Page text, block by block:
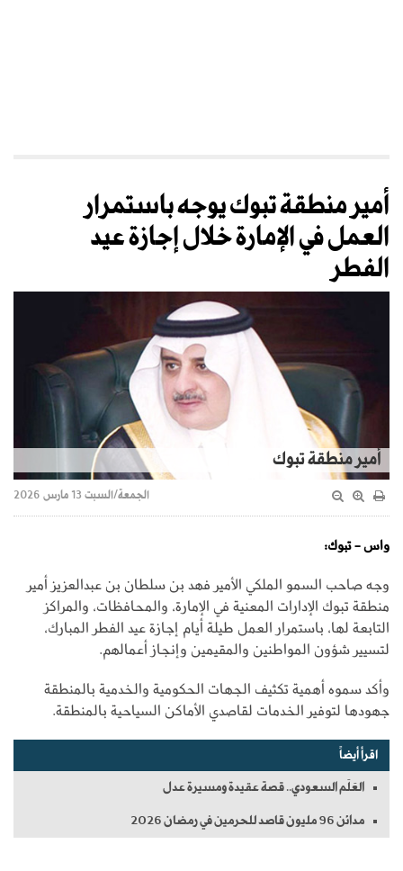
أمير منطقة تبوك يوجه باستمرار
العمل في الإمارة خلال إجازة عيد
الفطر
أمير منطقة تبوك
الجمعة/السبت 13 مارس 2026
واس - تبوك:
وجه صاحب السمو الملكي الأمير فهد بن سلطان بن عبدالعزيز أمير
منطقة تبوك الإدارات المعنية في الإمارة، والمحافظات، والمراكز
التابعة لها، باستمرار العمل طيلة أيام إجازة عيد الفطر المبارك،
لتسيير شؤون المواطنين والمقيمين وإنجاز أعمالهم.
وأكد سموه أهمية تكثيف الجهات الحكومية والخدمية بالمنطقة
جهودها لتوفير الخدمات لقاصدي الأماكن السياحية بالمنطقة.
اقرأ أيضاً
العَلَم السعودي.. قصة عقيدة ومسيرة عدل
مدائن 96 مليون قاصد للحرمين في رمضان 2026